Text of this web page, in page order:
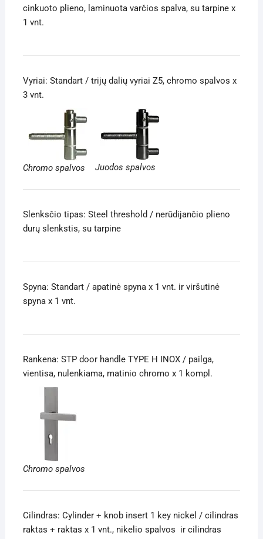
cinkuoto plieno, laminuota varčios spalva, su tarpine x
1 vnt.
Vyriai: Standart / trijų dalių vyriai Z5, chromo spalvos x
3 vnt.
Chromo spalvos Juodos spalvos
Slenksčio tipas: Steel threshold / nerūdijančio plieno
durų slenkstis, su tarpine
Spyna: Standart / apatinė spyna x 1 vnt. ir viršutinė
spyna x 1 vnt.
Rankena: STP door handle TYPE H INOX / pailga,
vientisa, nulenkiama, matinio chromo x 1 kompl.
Chromo spalvos
Cilindras: Cylinder + knob insert 1 key nickel / cilindras
raktas + raktas x 1 vnt., nikelio spalvos ir cilindras